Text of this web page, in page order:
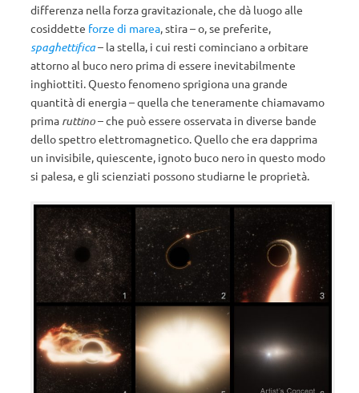
differenza nella forza gravitazionale, che dà luogo alle
cosiddette forze di marea, stira – o, se preferite,
spaghettifica– la stella, i cui resti cominciano a orbitare
attorno al buco nero prima di essere inevitabilmente
inghiottiti. Questo fenomeno sprigiona una grande
quantità di energia – quella che teneramente chiamavamo
prima ruttino– che può essere osservata in diverse bande
dello spettro elettromagnetico. Quello che era dapprima
un invisibile, quiescente, ignoto buco nero in questo modo
si palesa, e gli scienziati possono studiarne le proprietà.